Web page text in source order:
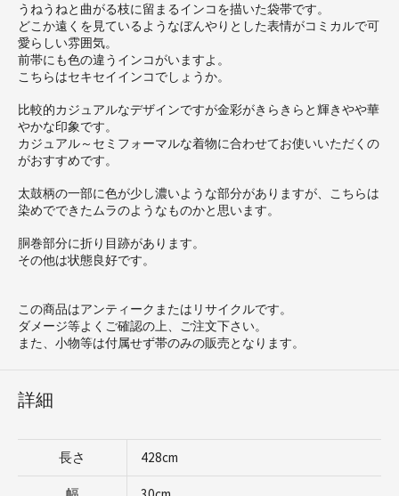
うねうねと曲がる枝に留まるインコを描いた袋帯です。
どこか遠くを見ているようなぼんやりとした表情がコミカルで可
愛らしい雰囲気。
前帯にも色の違うインコがいますよ。
こちらはセキセイインコでしょうか。
比較的カジュアルなデザインですが金彩がきらきらと輝きやや華
やかな印象です。
カジュアル～セミフォーマルな着物に合わせてお使いいただくの
がおすすめです。
太鼓柄の一部に色が少し濃いような部分がありますが、こちらは
染めでできたムラのようなものかと思います。
胴巻部分に折り目跡があります。
その他は状態良好です。
この商品はアンティークまたはリサイクルです。
ダメージ等よくご確認の上、ご注文下さい。
また、小物等は付属せず帯のみの販売となります。
詳細
長さ 428cm